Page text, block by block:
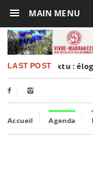
LAST POST
Timbuktu :
 
Accueil Agenda
☰ MAIN MENU